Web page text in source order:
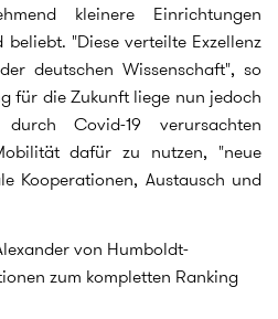
kleinere Einrichtungen
"Diese verteilte Exzellenz
deutschen Wissenschaft", so
für die Zukunft liege nun jedoch
Covid-19 verursachten
dafür zu nutzen, "neue
Kooperationen, Austausch und
von Humboldt-
zum kompletten Ranking